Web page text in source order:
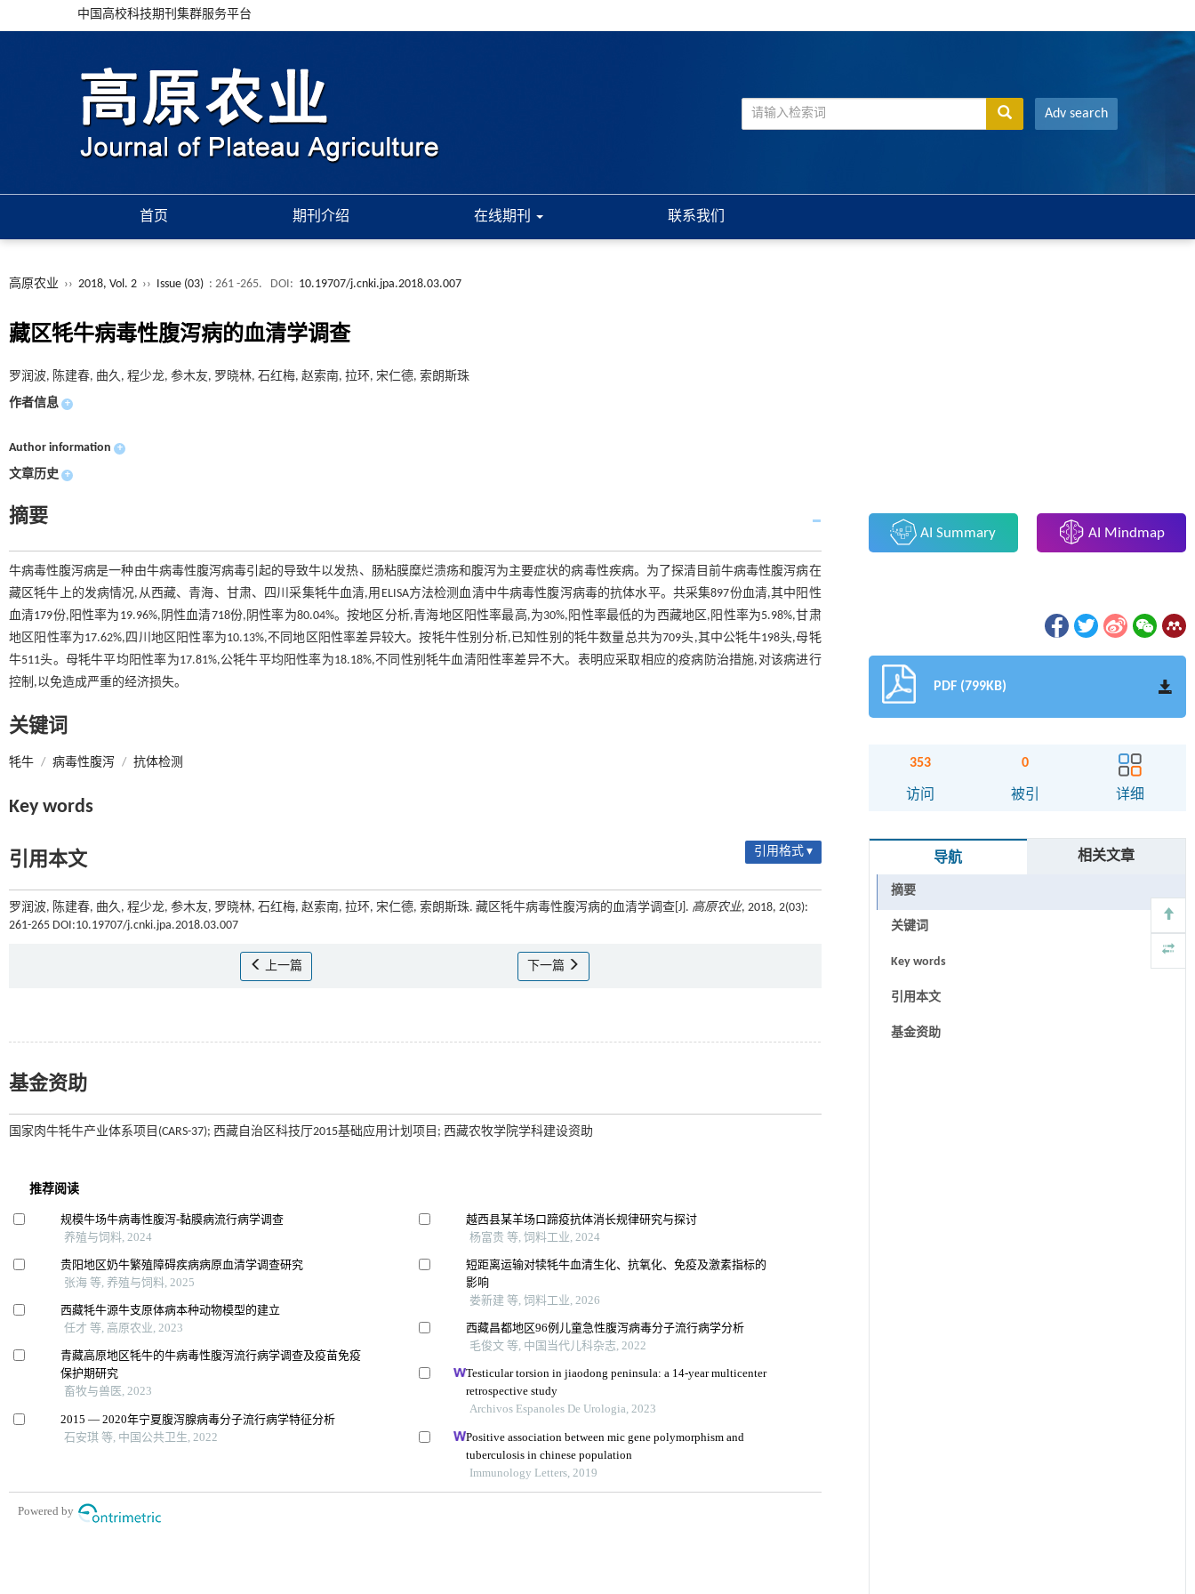
中国高校科技期刊集群服务平台
Adv search
首页 期刊介绍 在线期刊 联系我们
高原农业 ›› 2018, Vol. 2 ›› Issue (03) : 261 -265. DOI: 10.19707/j.cnki.jpa.2018.03.007
藏区牦牛病毒性腹泻病的血清学调查
罗润波, 陈建春, 曲久, 程少龙, 参木友, 罗晓林, 石红梅, 赵索南, 拉环, 宋仁德, 索朗斯珠
作者信息 +
Author information +
文章历史 +
摘要
牛病毒性腹泻病是一种由牛病毒性腹泻病毒引起的导致牛以发热、肠粘膜糜烂溃疡和腹泻为主要症状的病毒性疾病。为了探清目前牛病毒性腹泻病在
藏区牦牛上的发病情况,从西藏、青海、甘肃、四川采集牦牛血清,用ELISA方法检测血清中牛病毒性腹泻病毒的抗体水平。共采集897份血清,其中阳性
血清179份,阳性率为19.96%,阴性血清718份,阴性率为80.04%。按地区分析,青海地区阳性率最高,为30%,阳性率最低的为西藏地区,阳性率为5.98%,甘肃
地区阳性率为17.62%,四川地区阳性率为10.13%,不同地区阳性率差异较大。按牦牛性别分析,已知性别的牦牛数量总共为709头,其中公牦牛198头,母牦
牛511头。母牦牛平均阳性率为17.81%,公牦牛平均阳性率为18.18%,不同性别牦牛血清阳性率差异不大。表明应采取相应的疫病防治措施,对该病进行
控制,以免造成严重的经济损失。
关键词
牦牛 / 病毒性腹泻 / 抗体检测
Key words
引用本文 引用格式 ▾
罗润波, 陈建春, 曲久, 程少龙, 参木友, 罗晓林, 石红梅, 赵索南, 拉环, 宋仁德, 索朗斯珠. 藏区牦牛病毒性腹泻病的血清学调查[J]. 高原农业, 2018, 2(03):
261-265 DOI:10.19707/j.cnki.jpa.2018.03.007
上一篇 下一篇
基金资助
国家肉牛牦牛产业体系项目(CARS-37); 西藏自治区科技厅2015基础应用计划项目; 西藏农牧学院学科建设资助
AI Summary AI Mindmap
PDF (799KB)
353
访问
0
被引 详细
导航 相关文章
摘要
关键词
Key words
引用本文
基金资助